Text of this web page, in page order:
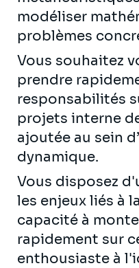
modéliser
problèmes
Vous souhaitez
prendre
responsabilités
projets interne
ajoutée au sein
dynamique.
Vous disposez
les enjeux liés à
capacité à
rapidement sur
enthousiaste à